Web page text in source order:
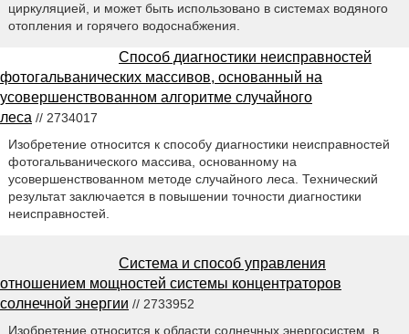
циркуляцией, и может быть использовано в системах водяного
отопления и горячего водоснабжения.
Способ диагностики неисправностей
фотогальванических массивов, основанный на
усовершенствованном алгоритме случайного
леса // 2734017
Изобретение относится к способу диагностики неисправностей
фотогальванического массива, основанному на
усовершенствованном методе случайного леса. Технический
результат заключается в повышении точности диагностики
неисправностей.
Система и способ управления
отношением мощностей системы концентраторов
солнечной энергии // 2733952
Изобретение относится к области солнечных энергосистем, в